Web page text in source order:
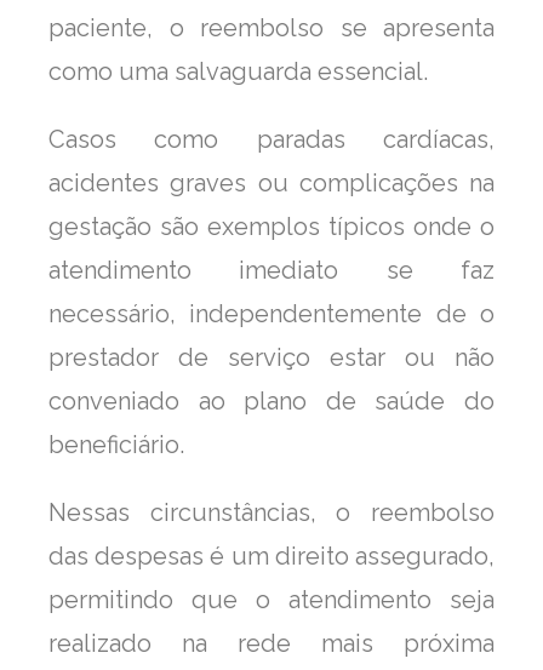
paciente, o reembolso se apresenta
como uma salvaguarda essencial.
Casos como paradas cardíacas,
acidentes graves ou complicações na
gestação são exemplos típicos onde o
atendimento imediato se faz
necessário, independentemente de o
prestador de serviço estar ou não
conveniado ao plano de saúde do
beneficiário.
Nessas circunstâncias, o reembolso
das despesas é um direito assegurado,
permitindo que o atendimento seja
realizado na rede mais próxima